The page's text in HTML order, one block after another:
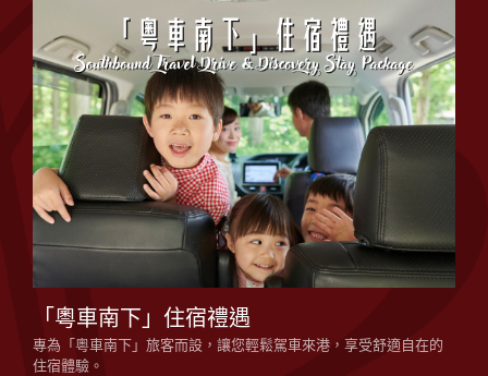
「粵車南下」住宿禮遇
專為「粵車南下」旅客而設，讓您輕鬆駕車來港，享受舒適自在的
住宿體驗。